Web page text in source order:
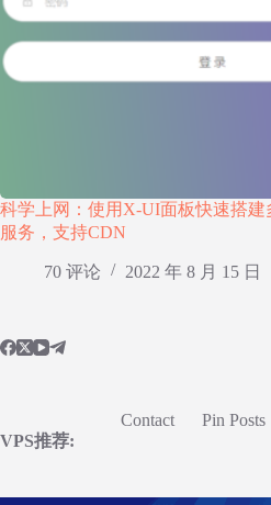
科学上网：使用X-UI面板快速搭建
服务，支持CDN
70 评论 2022 年 8 月 15 日
Contact Pin Posts
VPS推荐: